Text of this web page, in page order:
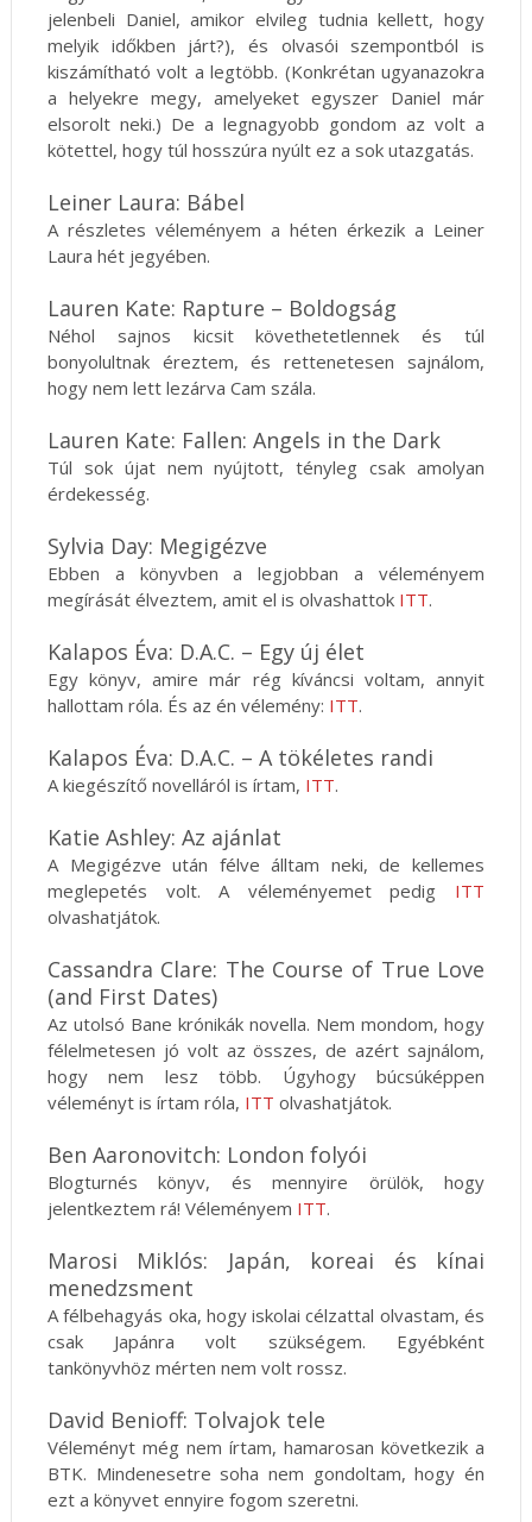
jelenbeli Daniel, amikor elvileg tudnia kellett, hogy
melyik időkben járt?), és olvasói szempontból is
kiszámítható volt a legtöbb. (Konkrétan ugyanazokra
a helyekre megy, amelyeket egyszer Daniel már
elsorolt neki.) De a legnagyobb gondom az volt a
kötettel, hogy túl hosszúra nyúlt ez a sok utazgatás.
Leiner Laura: Bábel
A részletes véleményem a héten érkezik a Leiner
Laura hét jegyében.
Lauren Kate: Rapture – Boldogság
Néhol sajnos kicsit követhetetlennek és túl
bonyolultnak éreztem, és rettenetesen sajnálom,
hogy nem lett lezárva Cam szála.
Lauren Kate: Fallen: Angels in the Dark
Túl sok újat nem nyújtott, tényleg csak amolyan
érdekesség.
Sylvia Day: Megigézve
Ebben a könyvben a legjobban a véleményem
megírását élveztem, amit el is olvashattok ITT.
Kalapos Éva: D.A.C. – Egy új élet
Egy könyv, amire már rég kíváncsi voltam, annyit
hallottam róla. És az én vélemény: ITT.
Kalapos Éva: D.A.C. – A tökéletes randi
A kiegészítő novelláról is írtam, ITT.
Katie Ashley: Az ajánlat
A Megigézve után félve álltam neki, de kellemes
meglepetés volt. A véleményemet pedig ITT
olvashatjátok.
Cassandra Clare: The Course of True Love
(and First Dates)
Az utolsó Bane krónikák novella. Nem mondom, hogy
félelmetesen jó volt az összes, de azért sajnálom,
hogy nem lesz több. Úgyhogy búcsúképpen
véleményt is írtam róla, ITT olvashatjátok.
Ben Aaronovitch: London folyói
Blogturnés könyv, és mennyire örülök, hogy
jelentkeztem rá! Véleményem ITT.
Marosi Miklós: Japán, koreai és kínai
menedzsment
A félbehagyás oka, hogy iskolai célzattal olvastam, és
csak Japánra volt szükségem. Egyébként
tankönyvhöz mérten nem volt rossz.
David Benioff: Tolvajok tele
Véleményt még nem írtam, hamarosan következik a
BTK. Mindenesetre soha nem gondoltam, hogy én
ezt a könyvet ennyire fogom szeretni.